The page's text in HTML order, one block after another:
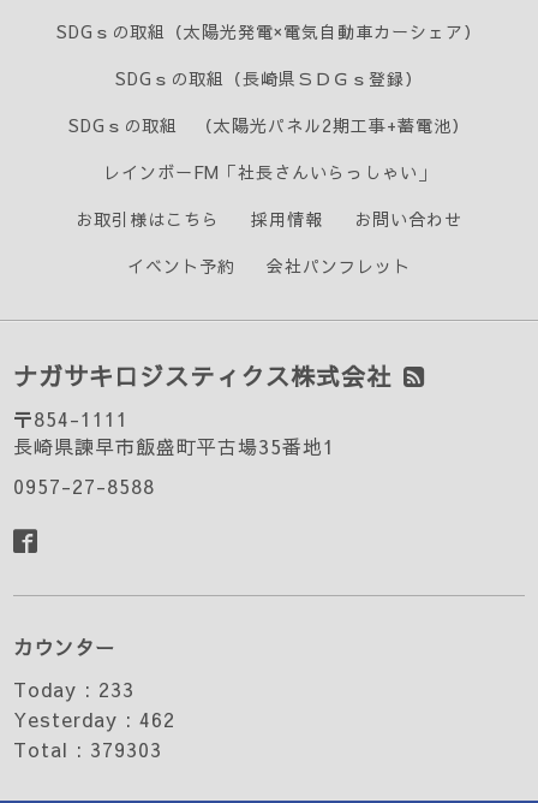
SDGｓの取組（太陽光発電×電気自動車カーシェア）
SDGｓの取組（長崎県ＳＤＧｓ登録）
SDGｓの取組 （太陽光パネル2期工事+蓄電池）
レインボーFM「社長さんいらっしゃい」
お取引様はこちら
採用情報
お問い合わせ
イベント予約
会社パンフレット
ナガサキロジスティクス株式会社
〒854-1111
長崎県諫早市飯盛町平古場35番地1
0957-27-8588
カウンター
Today : 233
Yesterday :462
Total : 379303